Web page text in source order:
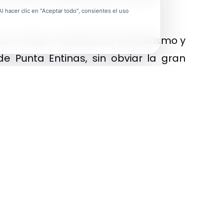
rutas a caballo, de senderismo y
Punta Entinas, sin obviar la gran
hacer clic en "Aceptar todo", consientes el uso